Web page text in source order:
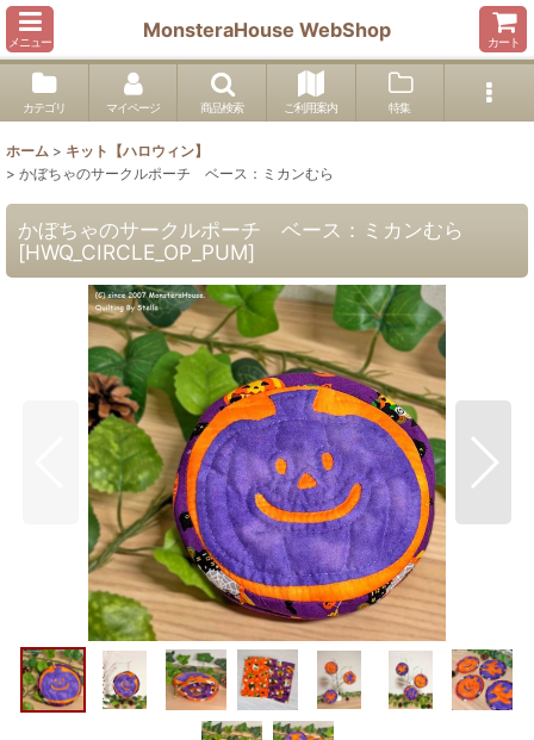
メニュー
MonsteraHouse WebShop
カート
カテゴリ マイページ 商品検索 ご利用案内 特集
ホーム > キット【ハロウィン】
> かぼちゃのサークルポーチ ベース：ミカンむら
かぼちゃのサークルポーチ ベース：ミカンむら
[HWQ_CIRCLE_OP_PUM]